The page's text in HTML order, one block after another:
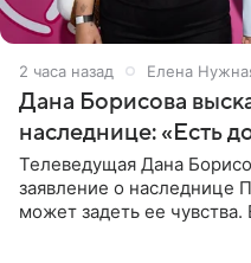
2 часа назад Елена
Дана Борисова
наследнице: «Есть
Телеведущая Дана
заявление о наследнице
может задеть ее